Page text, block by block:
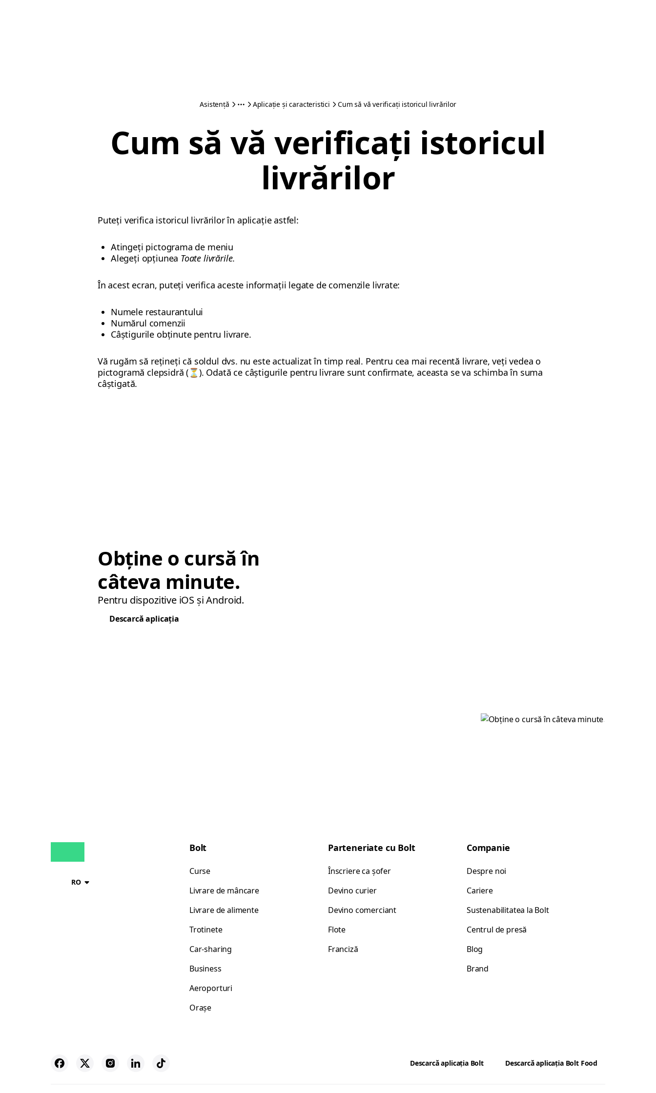
Asistență Aplicație și caracteristici Cum să vă verificați istoricul livrărilor
Cum să vă verificați istoricul
livrărilor
Puteți verifica istoricul livrărilor în aplicație astfel:
Atingeți pictograma de meniu
Alegeți opțiunea Toate livrările.
În acest ecran, puteți verifica aceste informații legate de comenzile livrate:
Numele restaurantului
Numărul comenzii
Câștigurile obținute pentru livrare.
Vă rugăm să rețineți că soldul dvs. nu este actualizat în timp real. Pentru cea mai recentă livrare, veți vedea o
pictogramă clepsidră (⏳). Odată ce câștigurile pentru livrare sunt confirmate, aceasta se va schimba în suma
câștigată.
Obține o cursă în
câteva minute.
Pentru dispozitive iOS și Android.
Descarcă aplicația
RO
Bolt
Curse
Livrare de mâncare
Livrare de alimente
Trotinete
Car-sharing
Business
Aeroporturi
Orașe
Parteneriate cu Bolt
Înscriere ca șofer
Devino curier
Devino comerciant
Flote
Franciză
Companie
Despre noi
Cariere
Sustenabilitatea la Bolt
Centrul de presă
Blog
Brand
Descarcă aplicația Bolt Descarcă aplicația Bolt Food